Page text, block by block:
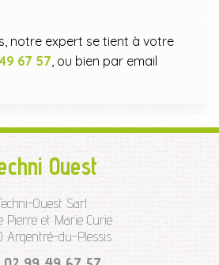
notre expert se tient à votre
67 57, ou bien par email
Ouest
Ouest Sarl
Pierre et Marie Curie
Argentré-du-Plessis